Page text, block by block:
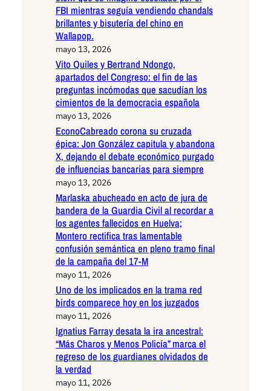
FBI mientras seguía vendiendo chandals
brillantes y bisutería del chino en
Wallapop.
mayo 13, 2026
Vito Quiles y Bertrand Ndongo,
apartados del Congreso: el fin de las
preguntas incómodas que sacudían los
cimientos de la democracia española
mayo 13, 2026
EconoCabreado corona su cruzada
épica: Jon González capitula y abandona
X, dejando el debate económico purgado
de influencias bancarias para siempre
mayo 13, 2026
Marlaska abucheado en acto de jura de
bandera de la Guardia Civil al recordar a
los agentes fallecidos en Huelva;
Montero rectifica tras lamentable
confusión semántica en pleno tramo final
de la campaña del 17-M
mayo 11, 2026
Uno de los implicados en la trama red
birds comparece hoy en los juzgados
mayo 11, 2026
Ignatius Farray desata la ira ancestral:
“Más Charos y Menos Policía” marca el
regreso de los guardianes olvidados de
la verdad
mayo 11, 2026